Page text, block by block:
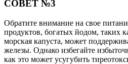
СОВЕТ №3
Обратите внимание на свое
продуктов, богатых йодом, таких
морская капуста, может
железы. Однако избегайте
как это может усугубить